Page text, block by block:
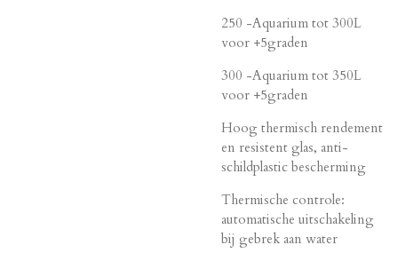
250 -Aquarium tot 300L
voor +5graden
300 -Aquarium tot 350L
voor +5graden
Hoog thermisch rendement
en resistent glas, anti-
schildplastic bescherming
Thermische controle:
automatische uitschakeling
bij gebrek aan water